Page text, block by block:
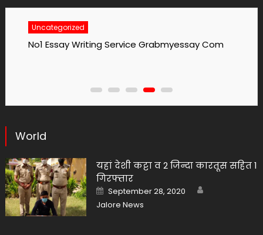
Uncategorized
No1 Essay Writing Service Grabmyessay Com
World
यहां देशी कट्टा व 2 जिन्दा कारतूस सहित 1
गिरफ्तार
Posted
on
September 28, 2020
Jalore News